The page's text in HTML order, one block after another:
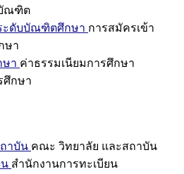
ณฑิต
ะดับบัณฑิตศึกษา การสมัครเข้า
ษา
ษา ค่าธรรมเนียมการศึกษา
ศึกษา
าบัน คณะ วิทยาลัย และสถาบัน
สำนักงานการทะเบียน